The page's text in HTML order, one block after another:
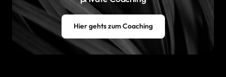
Hier gehts zum Coaching